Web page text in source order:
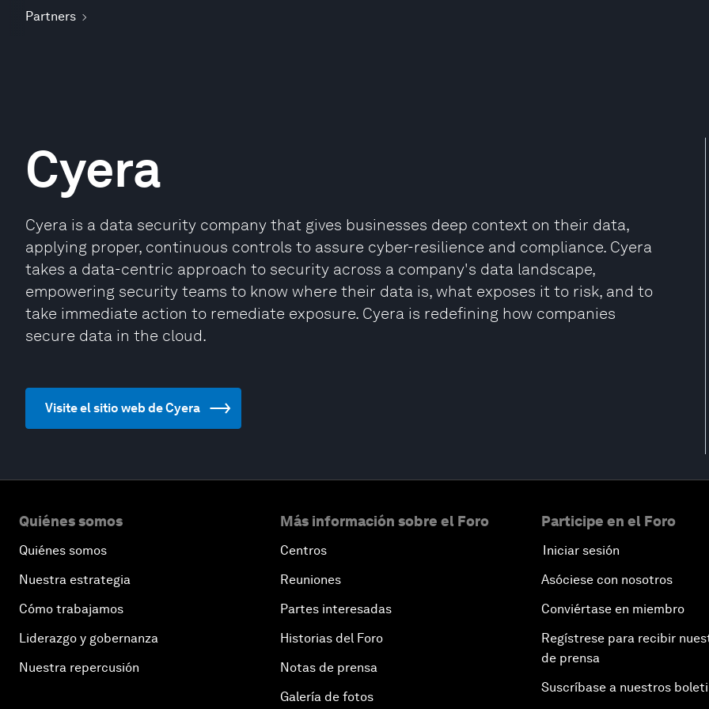
Partners
Cyera
Cyera is a data security company that gives businesses deep context on their data,
applying proper, continuous controls to assure cyber-resilience and compliance. Cyera
takes a data-centric approach to security across a company's data landscape,
empowering security teams to know where their data is, what exposes it to risk, and to
take immediate action to remediate exposure. Cyera is redefining how companies
secure data in the cloud.
Visite el sitio web de Cyera
Quiénes somos
Quiénes somos
Nuestra estrategia
Cómo trabajamos
Liderazgo y gobernanza
Nuestra repercusión
Más información sobre el Foro
Centros
Reuniones
Partes interesadas
Historias del Foro
Notas de prensa
Galería de fotos
Participe en el Foro
Iniciar sesión
Asóciese con nosotros
Conviértase en miembro
Regístrese para recibir
de prensa
Suscríbase a nuestros